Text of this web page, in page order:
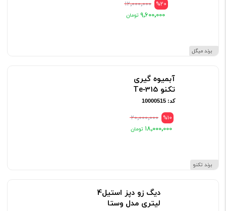
برند میگل
%20 ۱۲٬۰۰۰٬۰۰۰
۹٬۶۰۰٬۰۰۰
برند تکنو
آبمیوه گیری
تکنو Te‑315
کد: 10000515
%10 ۲۰٬۰۰۰٬۰۰۰
۱۸٬۰۰۰٬۰۰۰
دیگ زو دپز استیل4
لیتری مدل وستا